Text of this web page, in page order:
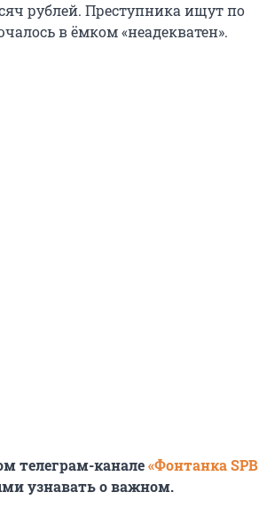
рублей. Преступника ищут по
в ёмком «неадекватен».
телеграм-канале«Фонтанка SPB
узнавать о важном.